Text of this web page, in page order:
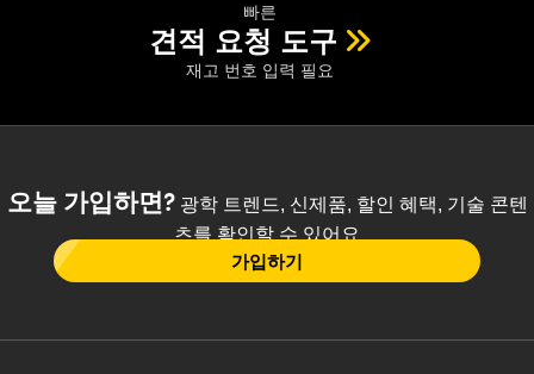
빠른
견적 요청 도구
재고 번호 입력 필요
오늘 가입하면?광학 트렌드, 신제품, 할인 혜택, 기술 콘텐
츠를 확인할 수 있어요
가입하기